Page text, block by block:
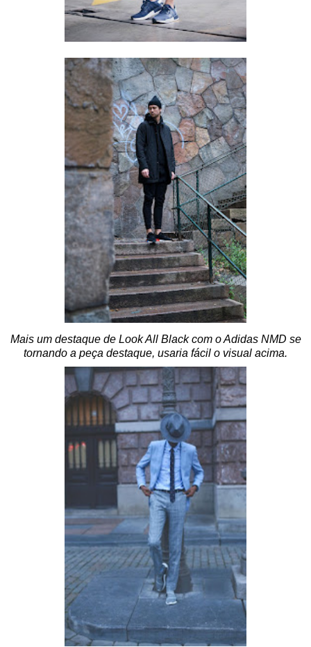
Mais um destaque de Look All Black com o Adidas NMD se
tornando a peça destaque, usaria fácil o visual acima.